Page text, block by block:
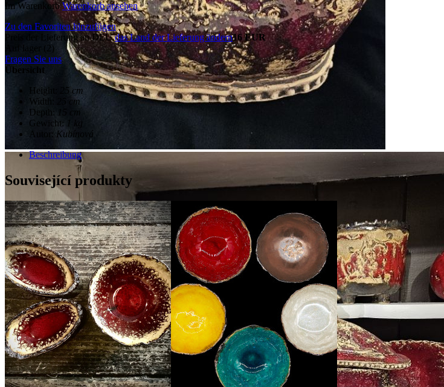
Im Warenkorb Warenkorb ansehen
Zu den Favoriten hinzufügen
Preis der Lieferung an DEU.das Land der Lieferung ändern16 EUR
Auf lager (2)
Fragen Sie uns
Übersicht
Height:
25 cm
Width:
25 cm
Depth:
15 cm
Gewicht: 1 kg
Autor: Kubínová
Beschreibung
Související produkty